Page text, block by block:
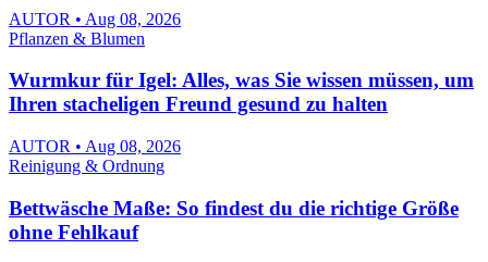
AUTOR • Aug 08, 2026
Pflanzen & Blumen
Wurmkur für Igel: Alles, was Sie wissen müssen, um
Ihren stacheligen Freund gesund zu halten
AUTOR • Aug 08, 2026
Reinigung & Ordnung
Bettwäsche Maße: So findest du die richtige Größe
ohne Fehlkauf